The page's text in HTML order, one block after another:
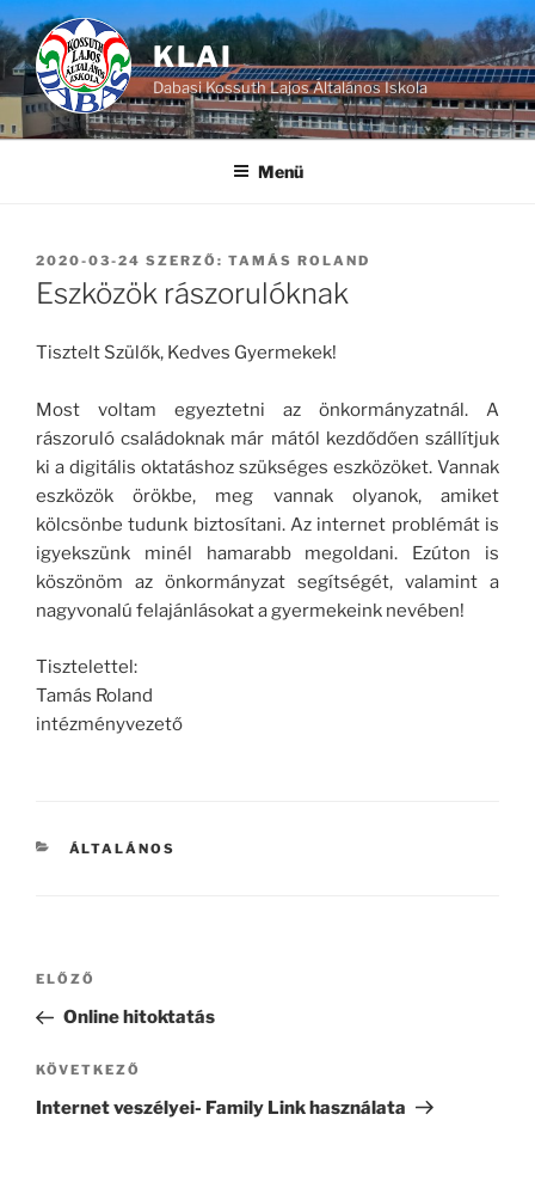
Tartalomhoz
KLAI
Dabasi Kossuth Lajos Általános Iskola
Menü
BEKÜLDVE:
2020-03-24 SZERZŐ: TAMÁS ROLAND
Eszközök rászorulóknak
Tisztelt Szülők, Kedves Gyermekek!
Most voltam egyeztetni az önkormányzatnál. A
rászoruló családoknak már mától kezdődően szállítjuk
ki a digitális oktatáshoz szükséges eszközöket. Vannak
eszközök örökbe, meg vannak olyanok, amiket
kölcsönbe tudunk biztosítani. Az internet problémát is
igyekszünk minél hamarabb megoldani. Ezúton is
köszönöm az önkormányzat segítségét, valamint a
nagyvonalú felajánlásokat a gyermekeink nevében!
Tisztelettel:
Tamás Roland
intézményvezető
KATEGÓRIÁK
ÁLTALÁNOS
Bejegyzés
Korábbi
bejegyzés
ELŐZŐ
Online hitoktatás
Következő
bejegyzés
KÖVETKEZŐ
Internet veszélyei- Family Link használata